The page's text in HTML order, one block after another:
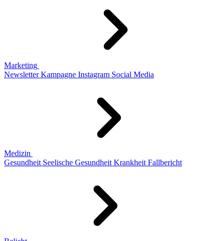
Marketing
Newsletter Kampagne Instagram Social Media
Medizin
Gesundheit Seelische Gesundheit Krankheit Fallbericht